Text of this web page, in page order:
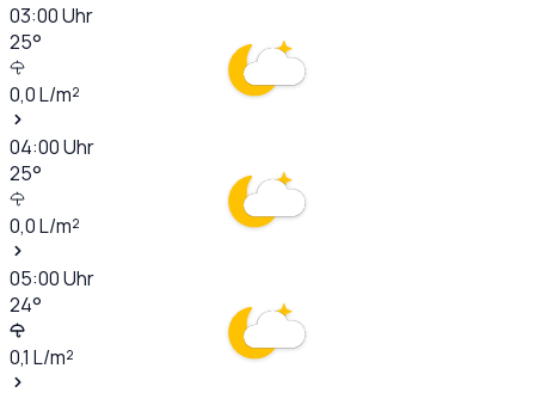
03:00Uhr
25°
0,0L/m²
04:00Uhr
25°
0,0L/m²
05:00Uhr
24°
0,1 L/m²